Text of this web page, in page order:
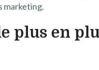
marketing.
plus en